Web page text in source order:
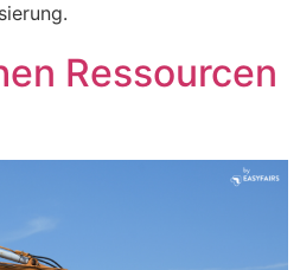
Ressourcen